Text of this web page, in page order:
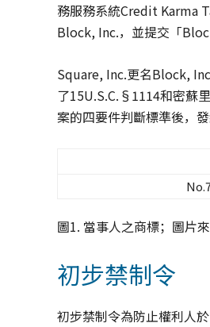
務服務系統Credit Karma
Block, Inc.，並提交「
Square, Inc.更名Block,
了15U.S.C.§1114和密蘇
案的四要件判斷標準後，
圖1. 當事人之商標；圖片
初步禁制令
初步禁制令為防止權利人